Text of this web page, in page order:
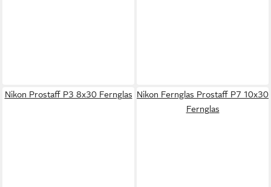
Nikon Prostaff P3 8x30 Fernglas Nikon Fernglas Prostaff P7 10x30
Fernglas